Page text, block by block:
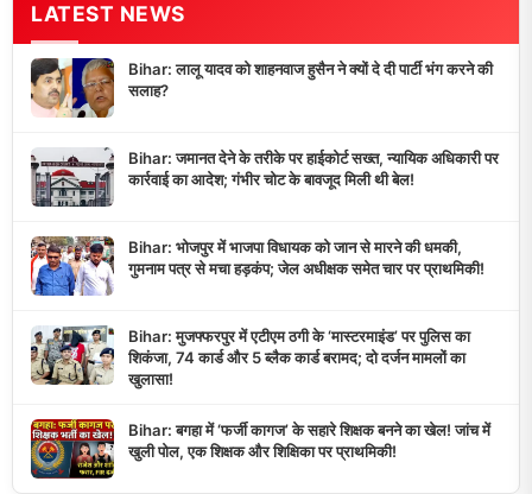
LATEST NEWS
Bihar: लालू यादव को शाहनवाज हुसैन ने क्यों दे दी पार्टी भंग करने की
सलाह?
Bihar: जमानत देने के तरीके पर हाईकोर्ट सख्त, न्यायिक अधिकारी पर
कार्रवाई का आदेश; गंभीर चोट के बावजूद मिली थी बेल!
Bihar: भोजपुर में भाजपा विधायक को जान से मारने की धमकी,
गुमनाम पत्र से मचा हड़कंप; जेल अधीक्षक समेत चार पर प्राथमिकी!
Bihar: मुजफ्फरपुर में एटीएम ठगी के ‘मास्टरमाइंड’ पर पुलिस का
शिकंजा, 74 कार्ड और 5 ब्लैक कार्ड बरामद; दो दर्जन मामलों का
खुलासा!
Bihar: बगहा में ‘फर्जी कागज’ के सहारे शिक्षक बनने का खेल! जांच में
खुली पोल, एक शिक्षक और शिक्षिका पर प्राथमिकी!